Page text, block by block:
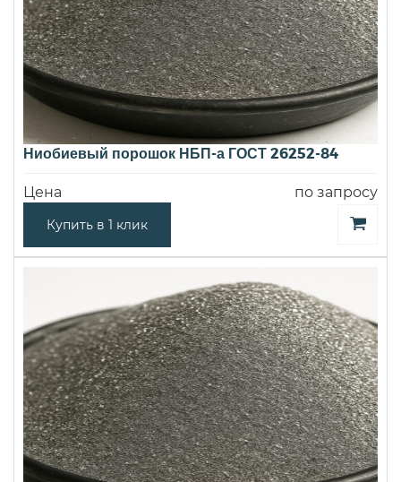
Ниобиевый порошок НБП-а ГОСТ 26252-84
Цена по запросу
Купить в 1 клик